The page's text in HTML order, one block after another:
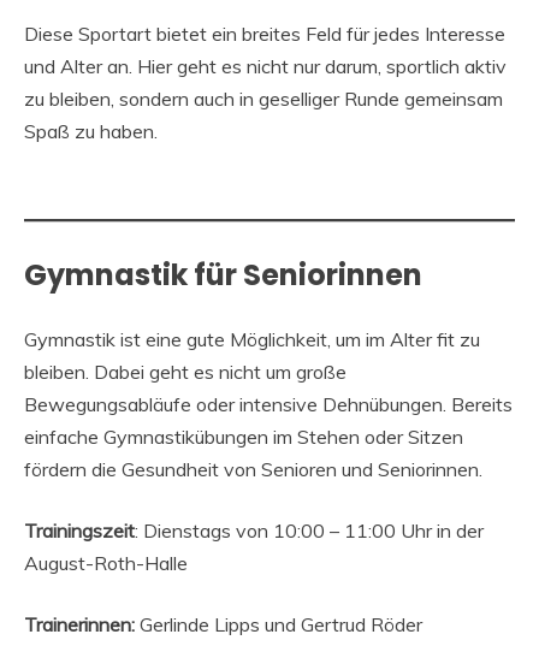
Diese Sportart bietet ein breites Feld für jedes Interesse
und Alter an. Hier geht es nicht nur darum, sportlich aktiv
zu bleiben, sondern auch in geselliger Runde gemeinsam
Spaß zu haben.
Gymnastik für Seniorinnen
Gymnastik ist eine gute Möglichkeit, um im Alter fit zu
bleiben. Dabei geht es nicht um große
Bewegungsabläufe oder intensive Dehnübungen. Bereits
einfache Gymnastikübungen im Stehen oder Sitzen
fördern die Gesundheit von Senioren und Seniorinnen.
Trainingszeit: Dienstags von 10:00 – 11:00 Uhr in der
August-Roth-Halle
Trainerinnen: Gerlinde Lipps und Gertrud Röder